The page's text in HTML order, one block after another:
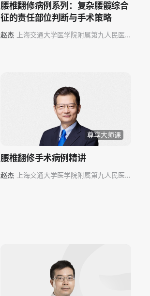
腰椎翻修病例系列：复杂腰髋综合
征的责任部位判断与手术策略
赵杰
上海交通大学医学院附属第九人民医
尊享大师课
腰椎翻修手术病例精讲
赵杰
上海交通大学医学院附属第九人民医